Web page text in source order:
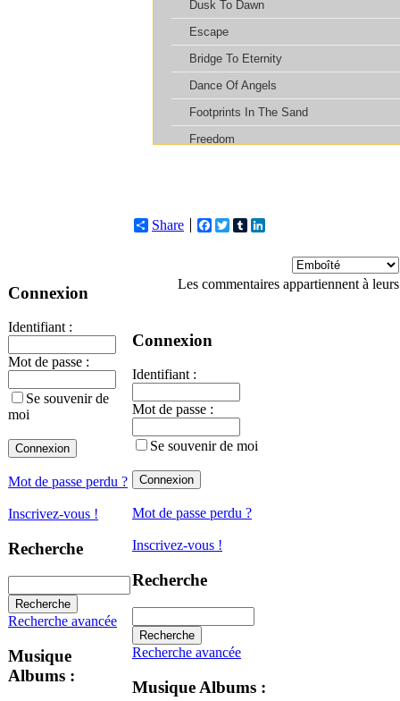
Connexion
Identifiant :
Mot de passe :
Se souvenir de
moi
Mot de passe perdu ?
Inscrivez-vous !
Recherche
Recherche avancée
Musique
Albums :
Share Facebook
TwitterTumblr
Les commentaires appartiennent à
Connexion
Identifiant :
Mot de passe :
Se souvenir de moi
Mot de passe perdu ?
Inscrivez-vous !
Recherche
Recherche avancée
Musique Albums :